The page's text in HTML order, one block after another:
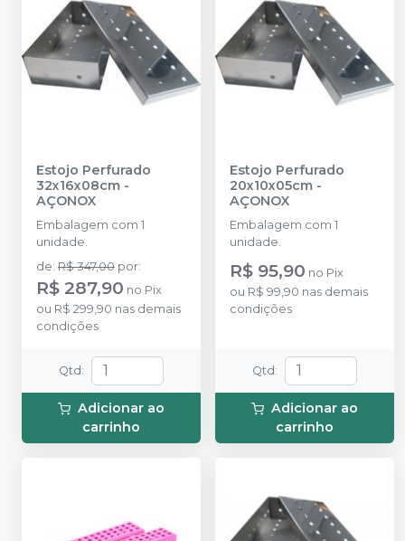
Estojo Perfurado
32x16x08cm -
AÇONOX
Embalagem com 1
unidade.
de: R$ 347,00 por:
R$ 287,90 no Pix
ou R$ 299,90 nas demais
condições
Qtd :
Adicionar ao
carrinho
Estojo Perfurado
20x10x05cm -
AÇONOX
Embalagem com 1
unidade.
R$ 95,90 no Pix
ou R$ 99,90 nas demais
condições
Qtd :
Adicionar ao
carrinho